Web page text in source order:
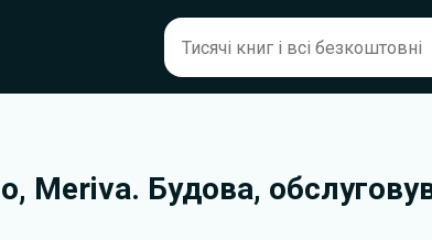
Meriva. Будова,